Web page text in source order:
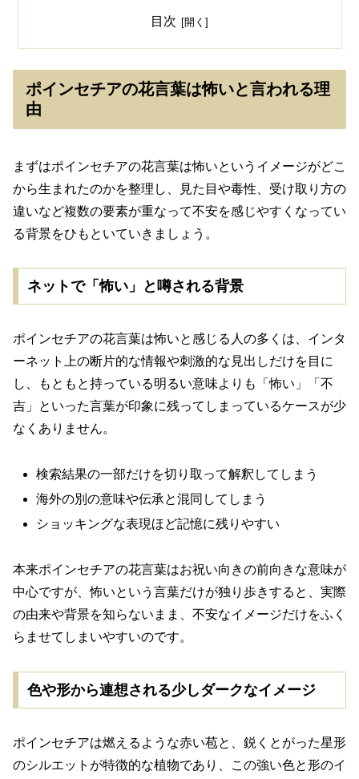
目次
ポインセチアの花言葉は怖いと言われる理
由
まずはポインセチアの花言葉は怖いというイメージがどこ
から生まれたのかを整理し、見た目や毒性、受け取り方の
違いなど複数の要素が重なって不安を感じやすくなってい
る背景をひもといていきましょう。
ネットで「怖い」と噂される背景
ポインセチアの花言葉は怖いと感じる人の多くは、インタ
ーネット上の断片的な情報や刺激的な見出しだけを目に
し、もともと持っている明るい意味よりも「怖い」「不
吉」といった言葉が印象に残ってしまっているケースが少
なくありません。
検索結果の一部だけを切り取って解釈してしまう
海外の別の意味や伝承と混同してしまう
ショッキングな表現ほど記憶に残りやすい
本来ポインセチアの花言葉はお祝い向きの前向きな意味が
中心ですが、怖いという言葉だけが独り歩きすると、実際
の由来や背景を知らないまま、不安なイメージだけをふく
らませてしまいやすいのです。
色や形から連想される少しダークなイメージ
ポインセチアは燃えるような赤い苞と、鋭くとがった星形
のシルエットが特徴的な植物であり、この強い色と形のイ